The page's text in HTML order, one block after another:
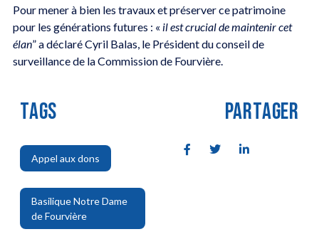
Pour mener à bien les travaux et préserver ce patrimoine
pour les générations futures : « il estcrucial de maintenir cet
élan” a déclaré Cyril Balas, le Président du conseil de
surveillance de la Commission de Fourvière.
TAGS
Appel aux dons
,
Basilique Notre Dame
de Fourvière
,
PARTAGER